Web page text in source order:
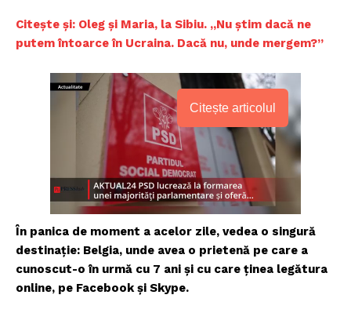
Citește și: Oleg și Maria, la Sibiu. „Nu știm dacă ne
putem întoarce în Ucraina. Dacă nu, unde mergem?”
Citește articolul
În panica de moment a acelor zile, vedea o singură
destinație: Belgia, unde avea o prietenă pe care a
cunoscut-o în urmă cu 7 ani și cu care ținea legătura
online, pe Facebook și Skype.